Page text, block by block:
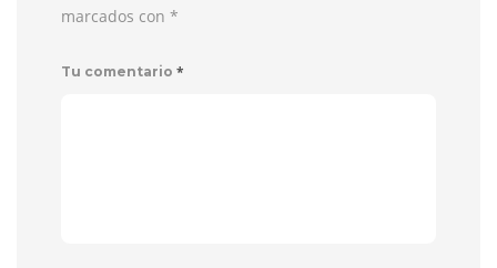
marcados con *
Tu comentario *